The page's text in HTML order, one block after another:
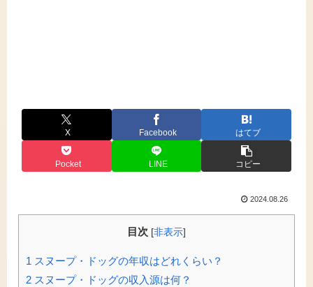
X Facebook はてブ
Pocket LINE コピー
2024.08.26
目次 [非表示]
1 スヌープ・ドッグの年収はどれくらい？
2 スヌープ・ドッグの収入源は何？